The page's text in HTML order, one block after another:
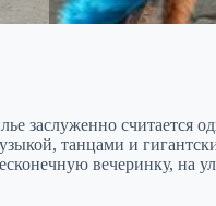
заслуженно
танцами и
вечеринку,